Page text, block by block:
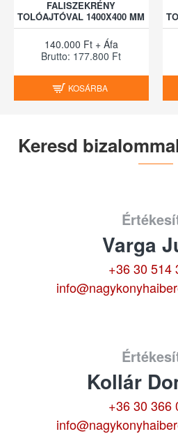
FALISZEKRÉNY
TOLÓAJTÓVAL 1400X400 MM
140.000 Ft + Áfa
Brutto: 177.800 Ft
KOSÁRBA
Keresd
Varga
+36 30 514
Kollár
+36 30 366